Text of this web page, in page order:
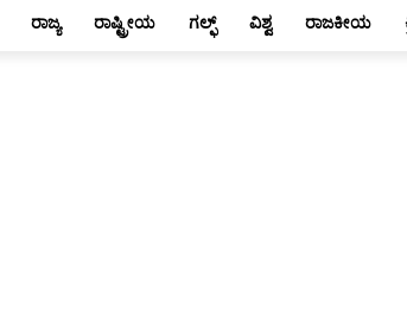
ರಾಜ್ಯ ರಾಷ್ಟ್ರೀಯ ಗಲ್ಫ್ ವಿಶ್ವ ರಾಜಕೀಯ